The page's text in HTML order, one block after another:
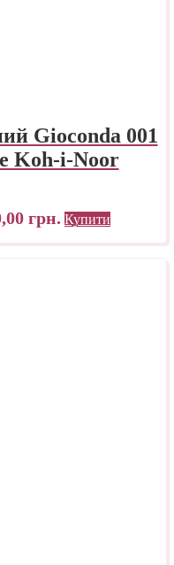
Gioconda 001
Koh-i-Noor
грн. Купити